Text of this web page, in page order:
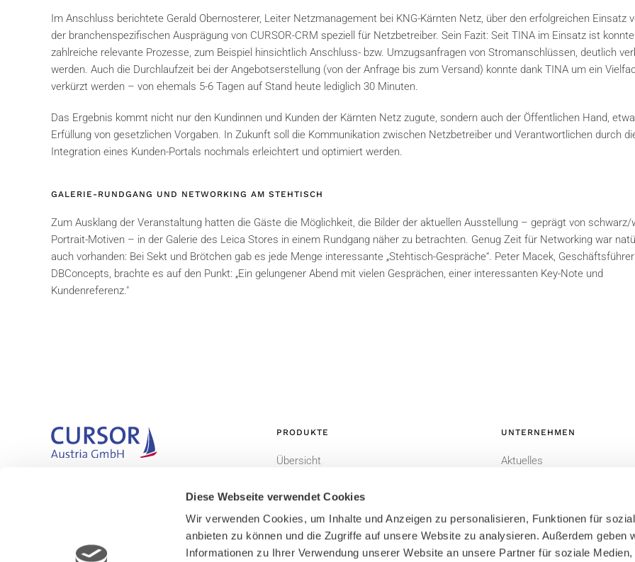
Diese Webseite verwendet Cookies
Wir verwenden Cookies, um Inhalte und Anzeigen zu personalisieren, Funktionen für
anbieten zu können und die Zugriffe auf unsere Website zu analysieren. Außerdem geben
Informationen zu Ihrer Verwendung unserer Website an unsere Partner für soziale Medien,
Im Anschluss berichtete Gerald Obernosterer, Leiter Netzmanagement bei KNG-Kärnten Netz, über den erfolgreichen Einsatz
der branchenspezifischen Ausprägung von CURSOR-CRM speziell für Netzbetreiber. Sein Fazit: Seit TINA im Einsatz ist
zahlreiche relevante Prozesse, zum Beispiel hinsichtlich Anschluss- bzw. Umzugsanfragen von Stromanschlüssen, deutlich
werden. Auch die Durchlaufzeit bei der Angebotserstellung (von der Anfrage bis zum Versand) konnte dank TINA um ein
verkürzt werden – von ehemals 5-6 Tagen auf Stand heute lediglich 30 Minuten.
Das Ergebnis kommt nicht nur den Kundinnen und Kunden der Kärnten Netz zugute, sondern auch der Öffentlichen Hand,
Erfüllung von gesetzlichen Vorgaben. In Zukunft soll die Kommunikation zwischen Netzbetreiber und Verantwortlichen durch
Integration eines Kunden-Portals nochmals erleichtert und optimiert werden.
GALERIE-RUNDGANG UND NETWORKING AM STEHTISCH
Zum Ausklang der Veranstaltung hatten die Gäste die Möglichkeit, die Bilder der aktuellen Ausstellung – geprägt von schwarz/
Portrait-Motiven – in der Galerie des Leica Stores in einem Rundgang näher zu betrachten. Genug Zeit für Networking war
auch vorhanden: Bei Sekt und Brötchen gab es jede Menge interessante „Stehtisch-Gespräche“. Peter Macek, Geschäftsführer
DBConcepts, brachte es auf den Punkt: „Ein gelungener Abend mit vielen Gesprächen, einer interessanten Key-Note und
Kundenreferenz."
PRODUKTE
Übersicht
TINA
UNTERNEHMEN
Aktuelles
Bildnachweis
Sitemap